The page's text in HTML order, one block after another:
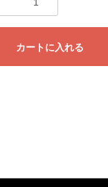
カートに入れる